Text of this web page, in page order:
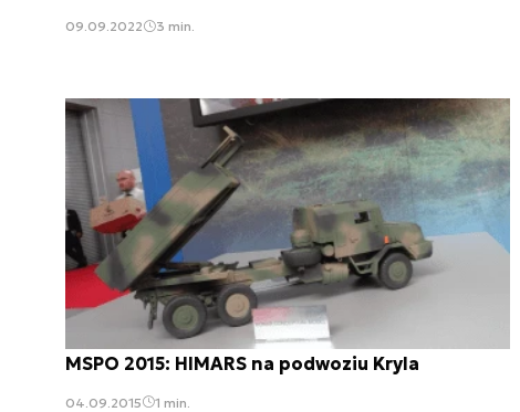
09.09.2022 3 min.
MSPO 2015: HIMARS na podwoziu Kryla
04.09.2015 1 min.